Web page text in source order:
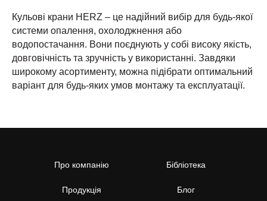
Кульові крани HERZ – це надійний вибір для будь-якої
системи опалення, охолоджнення або
водопостачання. Вони поєднують у собі високу якість,
довговічність та зручність у використанні. Завдяки
широкому асортименту, можна підібрати оптимальний
варіант для будь-яких умов монтажу та експлуатації.
Про компанію
Продукція
Бібліотека
Блог